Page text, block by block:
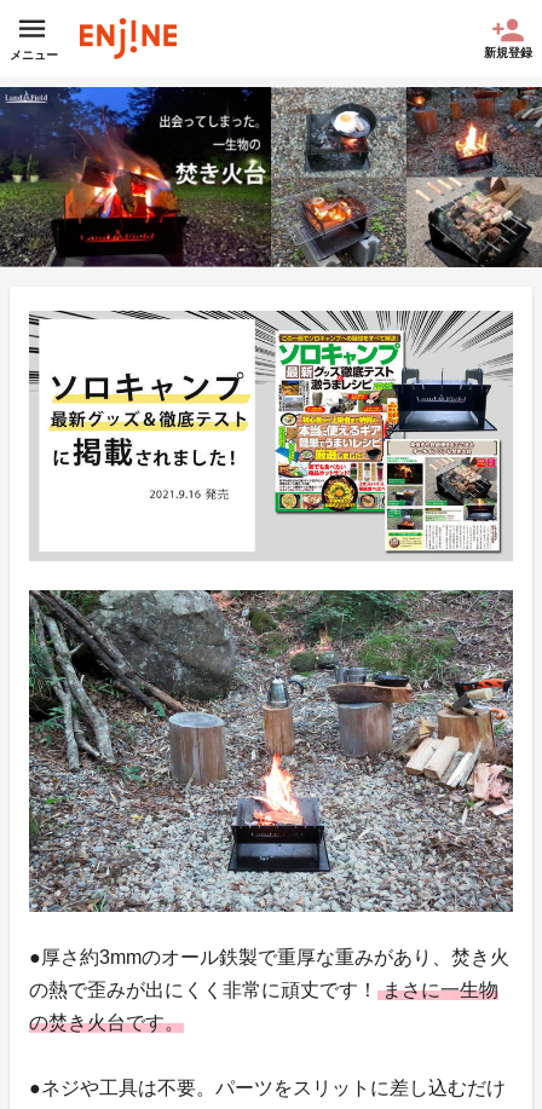
メニュー 新規登録
●厚さ約3mmのオール鉄製で重厚な重みがあり、焚き火
の熱で歪みが出にくく非常に頑丈です！ まさに一生物
の焚き火台です。
●ネジや工具は不要。パーツをスリットに差し込むだけ